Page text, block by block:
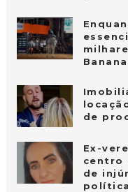
de
Ex-
centro
de
política